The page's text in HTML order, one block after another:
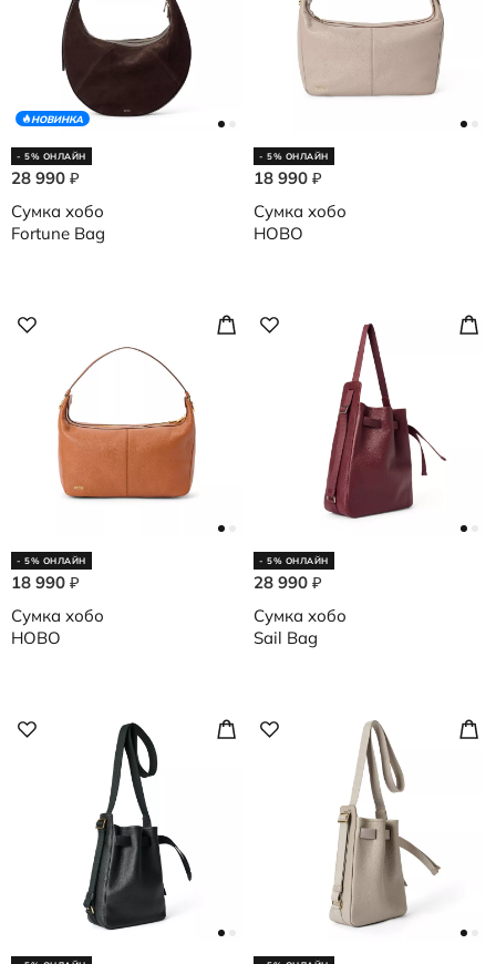
НОВИНКА
- 5% ОНЛАЙН
28 990 ₽
Сумка хобо
Fortune Bag
- 5% ОНЛАЙН
18 990 ₽
Сумка хобо
HOBO
- 5% ОНЛАЙН
18 990 ₽
Сумка хобо
HOBO
- 5% ОНЛАЙН
28 990 ₽
Сумка хобо
Sail Bag